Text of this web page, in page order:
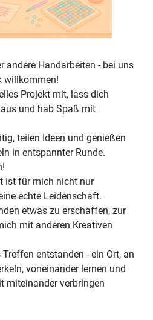
andere Handarbeiten - bei uns
willkommen!
Projekt mit, lass dich
und hab Spaß mit
teilen Ideen und genießen
in entspannter Runde.
ist für mich nicht nur
echte Leidenschaft.
etwas zu erschaffen, zur
mit anderen Kreativen
entstanden - ein Ort, an
voneinander lernen und
miteinander verbringen